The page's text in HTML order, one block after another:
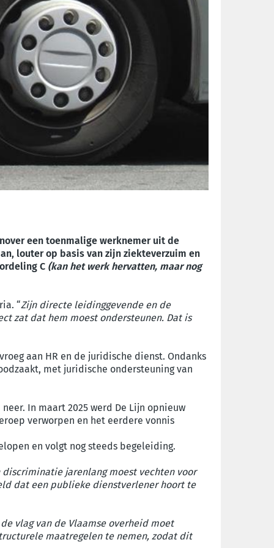
een toenmalige werknemer uit de
louter op basis van zijn ziekteverzuim en
C (kan het werk hervatten, maar nog
“Zijn directe leidinggevende en de
zat dat hem moest ondersteunen. Dat is
aan HR en de juridische dienst. Ondanks
met juridische ondersteuning van
In maart 2025 werd De Lijn opnieuw
verworpen en het eerdere vonnis
en volgt nog steeds begeleiding.
jarenlang moest vechten voor
dat een publieke dienstverlener hoort te
vlag van de Vlaamse overheid moet
maatregelen te nemen, zodat dit